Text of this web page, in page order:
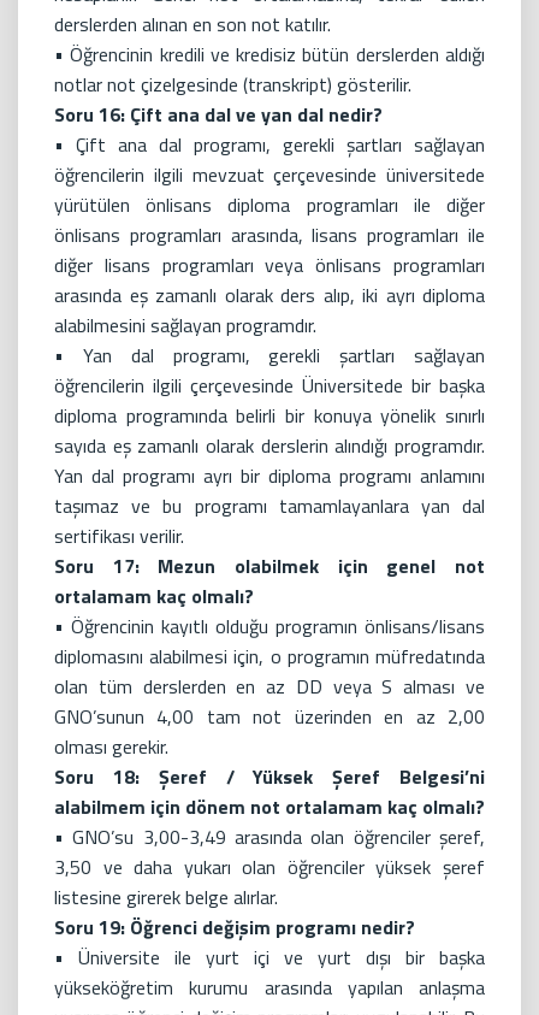
derslerden alınan en son not katılır.
• Öğrencinin kredili ve kredisiz bütün derslerden aldığı
notlar not çizelgesinde (transkript) gösterilir.
Soru 16: Çift ana dal ve yan dal nedir?
• Çift ana dal programı, gerekli şartları sağlayan
öğrencilerin ilgili mevzuat çerçevesinde üniversitede
yürütülen önlisans diploma programları ile diğer
önlisans programları arasında, lisans programları ile
diğer lisans programları veya önlisans programları
arasında eş zamanlı olarak ders alıp, iki ayrı diploma
alabilmesini sağlayan programdır.
• Yan dal programı, gerekli şartları sağlayan
öğrencilerin ilgili çerçevesinde Üniversitede bir başka
diploma programında belirli bir konuya yönelik sınırlı
sayıda eş zamanlı olarak derslerin alındığı programdır.
Yan dal programı ayrı bir diploma programı anlamını
taşımaz ve bu programı tamamlayanlara yan dal
sertifikası verilir.
Soru 17: Mezun olabilmek için genel not
ortalamam kaç olmalı?
• Öğrencinin kayıtlı olduğu programın önlisans/lisans
diplomasını alabilmesi için, o programın müfredatında
olan tüm derslerden en az DD veya S alması ve
GNO’sunun 4,00 tam not üzerinden en az 2,00
olması gerekir.
Soru 18: Şeref / Yüksek Şeref Belgesi’ni
alabilmem için dönem not ortalamam kaç olmalı?
• GNO’su 3,00-3,49 arasında olan öğrenciler şeref,
3,50 ve daha yukarı olan öğrenciler yüksek şeref
listesine girerek belge alırlar.
Soru 19: Öğrenci değişim programı nedir?
• Üniversite ile yurt içi ve yurt dışı bir başka
yükseköğretim kurumu arasında yapılan anlaşma